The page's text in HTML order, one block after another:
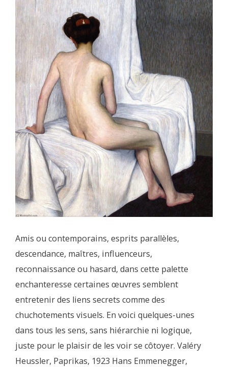
Amis ou contemporains, esprits parallèles,
descendance, maîtres, influenceurs,
reconnaissance ou hasard, dans cette palette
enchanteresse certaines œuvres semblent
entretenir des liens secrets comme des
chuchotements visuels. En voici quelques-unes
dans tous les sens, sans hiérarchie ni logique,
juste pour le plaisir de les voir se côtoyer. Valéry
Heussler, Paprikas, 1923 Hans Emmenegger,